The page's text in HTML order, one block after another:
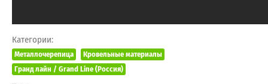
Категории:
Металлочерепица
Кровельные материалы
Гранд лайн / Grand Line (Россия)